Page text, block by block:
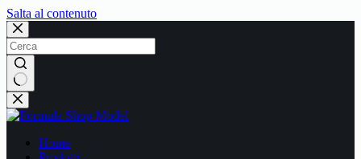
Salta al contenuto
Nessun
risultato
Home